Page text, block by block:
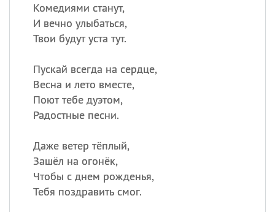
Комедиями станут,
И вечно улыбаться,
Твои будут уста тут.
Пускай всегда на сердце,
Весна и лето вместе,
Поют тебе дуэтом,
Радостные песни.
Даже ветер тёплый,
Зашёл на огонёк,
Чтобы с днем рожденья,
Тебя поздравить смог.